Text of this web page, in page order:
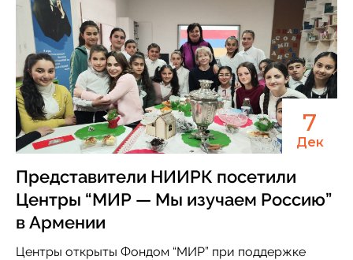
7
Дек
Представители НИИРК посетили
Центры “МИР — Мы изучаем Россию”
в Армении
Центры открыты Фондом “МИР” при поддержке